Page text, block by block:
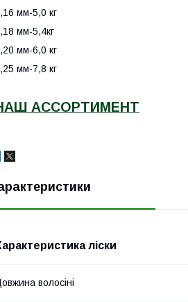
мм-5,0 кг
мм-5,4кг
мм-6,0 кг
мм-7,8 кг
АССОРТИМЕНТ
ліски
волосіні